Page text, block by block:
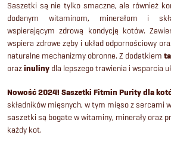
Saszetki są nie tylko smaczne, ale również
dodanym witaminom, minerałom i
wspierającym zdrową kondycję kotów.
wspiera zdrowe zęby i układ odpornościowy
naturalne mechanizmy obronne. Z dodatkiem
orazinuliny dla lepszego trawienia i wsparcia
Nowość 2024! Saszetki Fitmin Purity dla
składników mięsnych, w tym mięso z sercami
saszetki są bogate w witaminy, minerały oraz
każdy kot.